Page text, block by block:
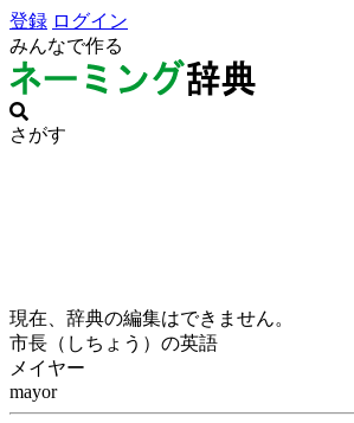
登録 ログイン
みんなで作る
さがす
現在、辞典の編集はできません。
市長（しちょう）の英語
メイヤー
mayor